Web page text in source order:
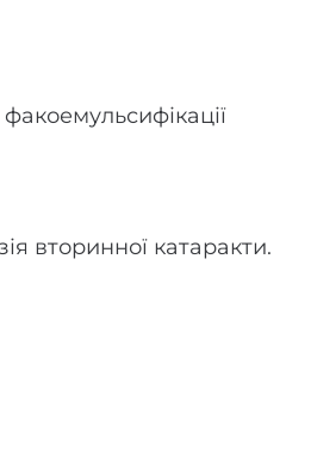
вторинної катаракти.